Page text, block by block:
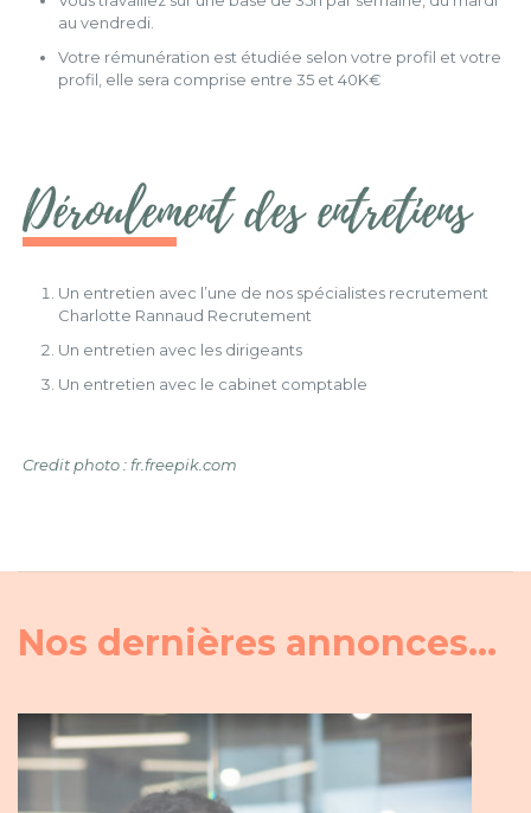
au vendredi.
Votre rémunération est étudiée selon votre profil et votre
profil, elle sera comprise entre 35 et 40K€
Déroulement des entretiens
Un entretien avec l’une de nos spécialistes recrutement
Charlotte Rannaud Recrutement
Un entretien avec les dirigeants
Un entretien avec le cabinet comptable
Credit photo : fr.freepik.com
Nos dernières annonces...